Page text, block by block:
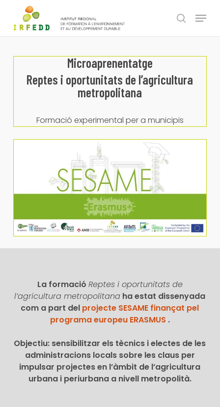
main
search
Menu
Microaprenentatge
Reptes i oportunitats de l’agricultura
metropolitana
Formació experimental per a municipis
La formació Reptes i oportunitats de
l’agricultura metropolitana ha estat dissenyada
com a part del projecte SESAME finançat pel
programa europeu ERASMUS .
Objectiu: sensibilitzar els tècnics i electes de les
administracions locals sobre les claus per
impulsar projectes en l’àmbit de l’agricultura
urbana i periurbana a nivell metropolità.
Panneau de gestion des cookies